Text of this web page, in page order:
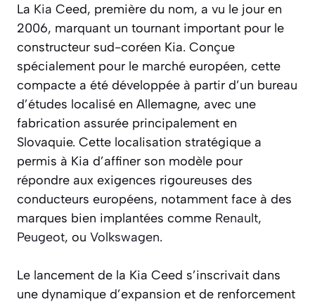
La Kia Ceed, première du nom, a vu le jour en
2006, marquant un tournant important pour le
constructeur sud-coréen Kia. Conçue
spécialement pour le marché européen, cette
compacte a été développée à partir d’un bureau
d’études localisé en Allemagne, avec une
fabrication assurée principalement en
Slovaquie. Cette localisation stratégique a
permis à Kia d’affiner son modèle pour
répondre aux exigences rigoureuses des
conducteurs européens, notamment face à des
marques bien implantées comme Renault,
Peugeot, ou Volkswagen.
Le lancement de la Kia Ceed s’inscrivait dans
une dynamique d’expansion et de renforcement